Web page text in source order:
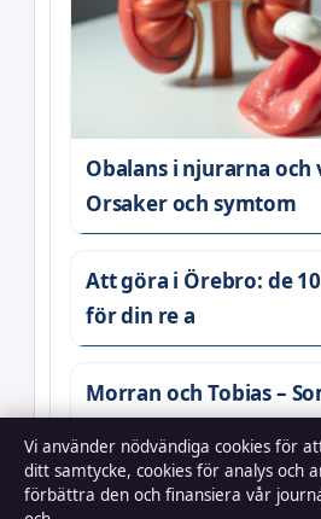
Obalans i njurarna och
Orsaker och symtom
Att göra i Örebro: de
för din re a
Morran och Tobias –
fakta
Vi använder nödvändiga cookies för
ditt samtycke, cookies för analys och
förbättra den och finansiera vår